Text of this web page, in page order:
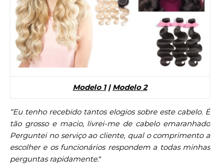
Modelo 1| Modelo 2
“Eu tenho recebido tantos elogios sobre este cabelo. É
tão grosso e macio, livrei-me de cabelo emaranhado
Perguntei no serviço ao cliente, qual o comprimento a
escolher e os funcionários respondem a todas minhas
perguntas rapidamente.“